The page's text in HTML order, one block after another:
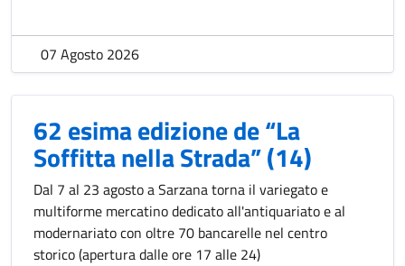
07 Agosto 2026
62 esima edizione de “La
Soffitta nella Strada” (14)
Dal 7 al 23 agosto a Sarzana torna il variegato e
multiforme mercatino dedicato all'antiquariato e al
modernariato con oltre 70 bancarelle nel centro
storico (apertura dalle ore 17 alle 24)